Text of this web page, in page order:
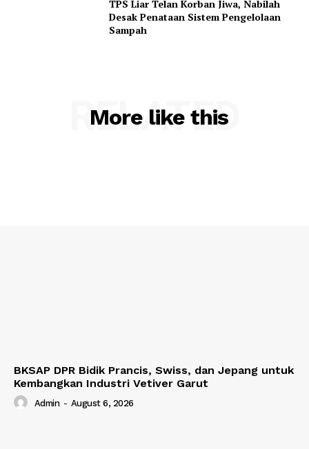
TPS Liar Telan Korban Jiwa, Nabilah
Desak Penataan Sistem Pengelolaan
Sampah
More like this
RELATED
BKSAP DPR Bidik Prancis, Swiss, dan Jepang untuk
Kembangkan Industri Vetiver Garut
Admin - August 6, 2026